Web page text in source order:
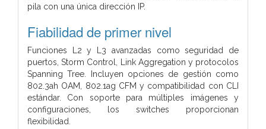
pila con una única dirección IP.
Fiabilidad de primer nivel
Funciones L2 y L3 avanzadas como seguridad de
puertos, Storm Control, Link Aggregation y protocolos
Spanning Tree. Incluyen opciones de gestión como
802.3ah OAM, 802.1ag CFM y compatibilidad con CLI
estándar. Con soporte para múltiples imágenes y
configuraciones, los switches proporcionan
flexibilidad.